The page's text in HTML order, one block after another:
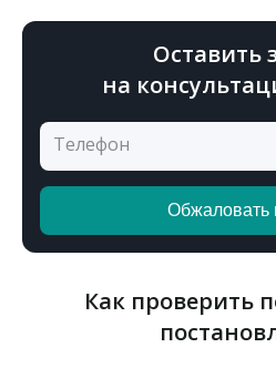
Оставить
на
Как проверить